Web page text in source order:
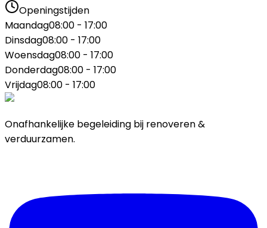
Openingstijden
Maandag08:00 - 17:00
Dinsdag08:00 - 17:00
Woensdag08:00 - 17:00
Donderdag08:00 - 17:00
Vrijdag08:00 - 17:00
Onafhankelijke begeleiding bij renoveren &
verduurzamen.